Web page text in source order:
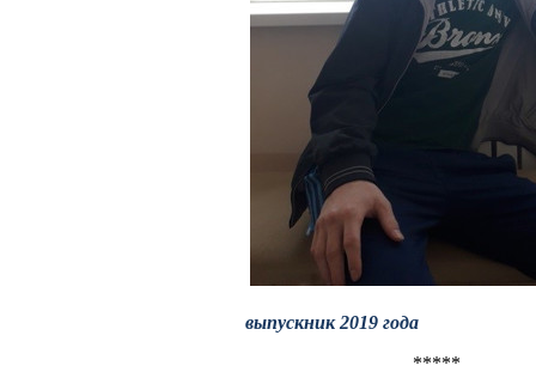
выпускник 2019 года
*****